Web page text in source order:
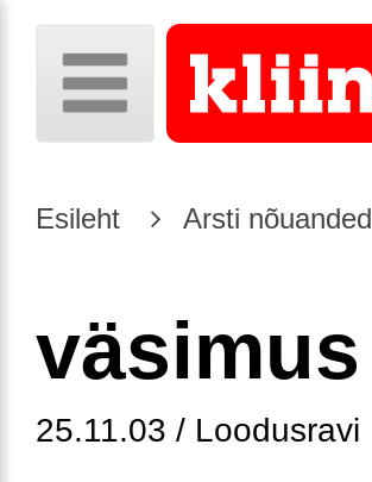
Esileht Arsti nõuanded
väsimus
25.11.03 / Loodusravi